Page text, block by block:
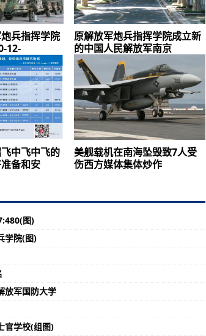
兵指挥学院
12-
原解放军炮兵指挥学院成立新
的中国人民解放军南京
中飞中飞的
备和安
美舰载机在南海坠毁致7人受
伤西方媒体集体炒作
图)
学院(图)
放军国防大学
官学校(组图)